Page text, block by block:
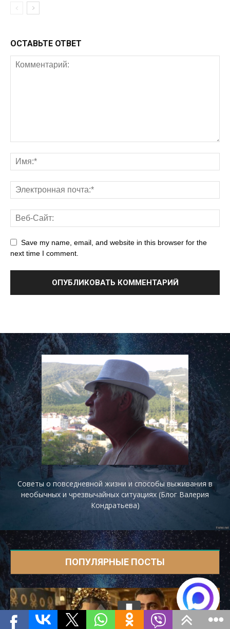
ОСТАВЬТЕ ОТВЕТ
Save my name, email, and website in this browser for the
next time I comment.
Советы о повседневной жизни и способы выживания в
необычных и чрезвычайных ситуациях (Блог Валерия
Кондратьева)
ПОПУЛЯРНЫЕ ПОСТЫ